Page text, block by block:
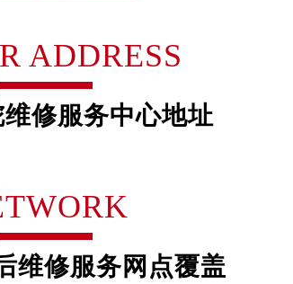
约）
层整层（需提前预约）
层整层（需提前预约）
整层（需提前预约）
需提前预约）
前预约）
需提前预约）
ADDRESS
修服务中心地址
维修服务网点覆盖